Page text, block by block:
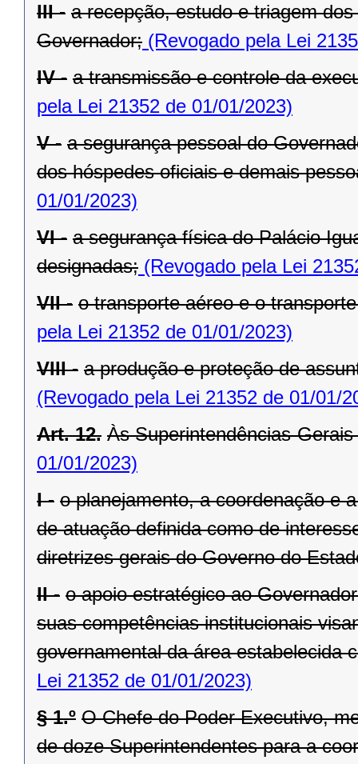
III - a recepção, estudo e triagem
Governador; (Revogado pela Lei
IV - a transmissão e controle da
pela Lei 21352 de 01/01/2023)
V - a segurança pessoal do
dos hóspedes oficiais e demais
01/01/2023)
VI - a segurança física do Palácio
designadas; (Revogado pela Lei
VII - o transporte aéreo e o
pela Lei 21352 de 01/01/2023)
VIII - a produção e proteção de
(Revogado pela Lei 21352 de 01/01/
Art. 12. Às Superintendências-
01/01/2023)
I - o planejamento, a coordenação e
de atuação definida como de
diretrizes gerais do Governo do
II - o apoio estratégico ao
suas competências institucionais
governamental da área estabelecida
Lei 21352 de 01/01/2023)
§ 1.º O Chefe do Poder Executivo,
de doze Superintendentes para a